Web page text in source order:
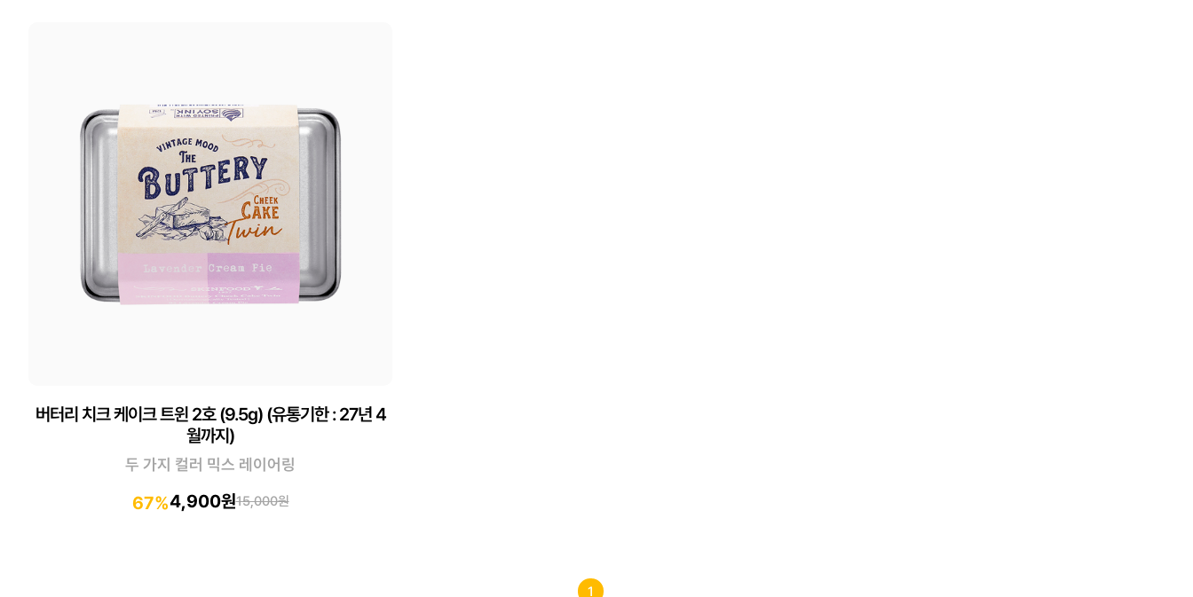
버터리 치크 케이크 트윈 2호 (9.5g) (유통기한 : 27년 4
월까지)
두 가지 컬러 믹스 레이어링
67%4,900원15,000원
1